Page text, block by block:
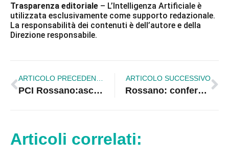
Trasparenza editoriale – L’Intelligenza Artificiale è
utilizzata esclusivamente come supporto redazionale.
La responsabilità dei contenuti è dell’autore e della
Direzione responsabile.
ARTICOLO PRECEDENTE
PCI Rossano:ascensore e anfiteatro opere inutili
ARTICOLO SUCCESSIVO
Rossano: conferenza stampa di Mascaro
Articoli correlati: